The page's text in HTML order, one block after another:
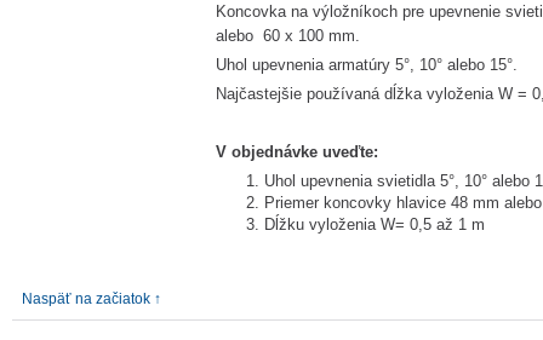
Koncovka na výložníkoch pre upevnenie
alebo 60 x 100 mm.
Uhol upevnenia armatúry 5°, 10° alebo 15°.
Najčastejšie používaná dĺžka vyloženia W =
V objednávke uveďte:
Uhol upevnenia svietidla 5°, 10° alebo
Priemer koncovky hlavice 48 mm
Dĺžku vyloženia W= 0,5 až 1 m
Naspäť na začiatok ↑